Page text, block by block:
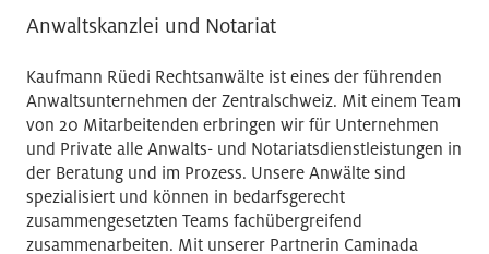
Anwaltskanzlei und Notariat
Kaufmann Rüedi Rechtsanwälte ist eines der führenden
Anwaltsunternehmen der Zentralschweiz. Mit einem Team
von 20 Mitarbeitenden erbringen wir für Unternehmen
und Private alle Anwalts- und Notariatsdienstleistungen in
der Beratung und im Prozess. Unsere Anwälte sind
spezialisiert und können in bedarfsgerecht
zusammengesetzten Teams fachübergreifend
zusammenarbeiten. Mit unserer Partnerin Caminada